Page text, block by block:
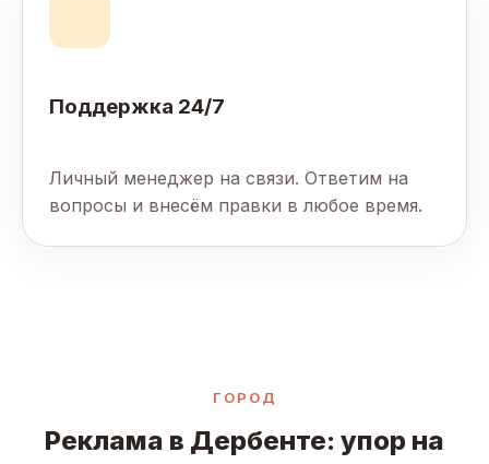
Поддержка 24/7
Личный менеджер на связи. Ответим на
вопросы и внесём правки в любое время.
ГОРОД
Реклама в Дербенте: упор на